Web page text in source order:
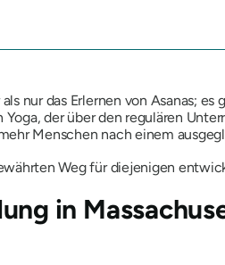
nur das Erlernen von Asanas;
der über den regulären
Menschen nach einem
Weg für diejenigen
in